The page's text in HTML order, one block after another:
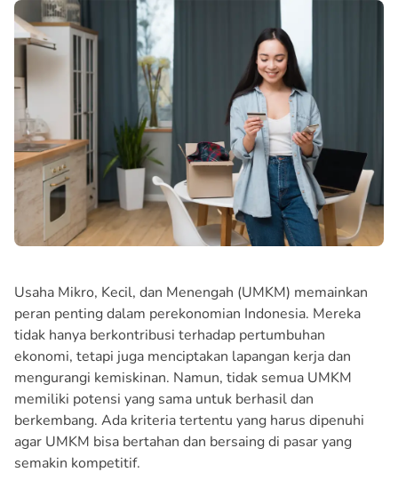
Usaha Mikro, Kecil, dan Menengah (UMKM) memainkan
peran penting dalam perekonomian Indonesia. Mereka
tidak hanya berkontribusi terhadap pertumbuhan
ekonomi, tetapi juga menciptakan lapangan kerja dan
mengurangi kemiskinan. Namun, tidak semua UMKM
memiliki potensi yang sama untuk berhasil dan
berkembang. Ada kriteria tertentu yang harus dipenuhi
agar UMKM bisa bertahan dan bersaing di pasar yang
semakin kompetitif.